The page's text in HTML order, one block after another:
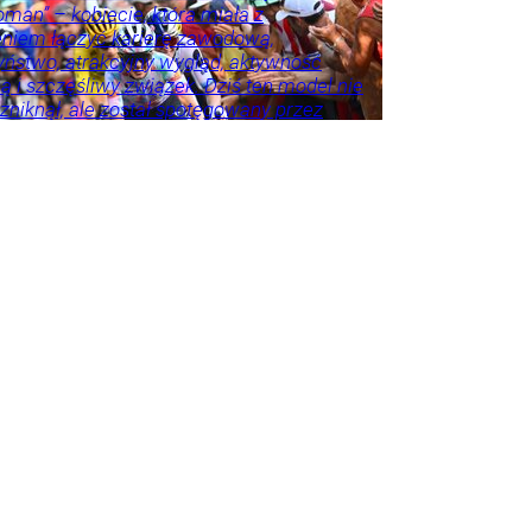
– kobiecie, która miała z
łączyć karierę zawodową,
atrakcyjny wygląd, aktywność
i szczęśliwy związek. Dziś ten model nie
ale został spotęgowany przez